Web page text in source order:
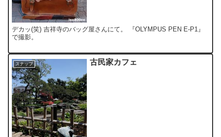
デカッ(笑) 吉祥寺のバッグ屋さんにて。 『OLYMPUS PEN E-P1』
で撮影。
スナップ 古民家カフェ